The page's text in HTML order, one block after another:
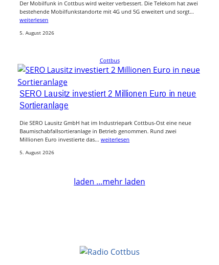
Der Mobilfunk in Cottbus wird weiter verbessert. Die Telekom hat zwei
bestehende Mobilfunkstandorte mit 4G und 5G erweitert und sorgt…
weiterlesen
5. August 2026
Cottbus
SERO Lausitz investiert 2 Millionen Euro in neue
Sortieranlage
Die SERO Lausitz GmbH hat im Industriepark Cottbus-Ost eine neue
Baumischabfallsortieranlage in Betrieb genommen. Rund zwei
Millionen Euro investierte das… weiterlesen
5. August 2026
laden …mehr laden